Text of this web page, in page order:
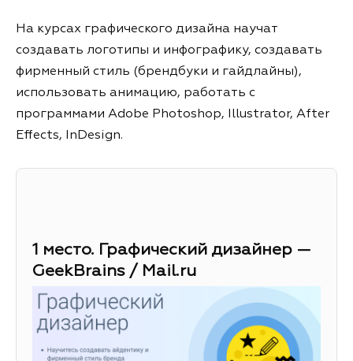
На курсах графического дизайна научат
создавать логотипы и инфографику, создавать
фирменный стиль (брендбуки и гайдлайны),
использовать анимацию, работать с
программами Adobe Photoshop, Illustrator, After
Effects, InDesign.
1 место. Графический дизайнер —
GeekBrains / Mail.ru